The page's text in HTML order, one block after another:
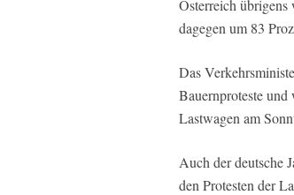
Österreich
dagegen um 83
Das
Bauernproteste und
Lastwagen am
Auch der deutsche
den Protesten der